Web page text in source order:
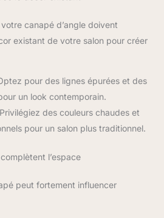
canapé d’angle doivent
existant de votre salon pour créer
pour des lignes épurées et des
un look contemporain.
des couleurs chaudes et
pour un salon plus traditionnel.
l’espace
peut fortement influencer